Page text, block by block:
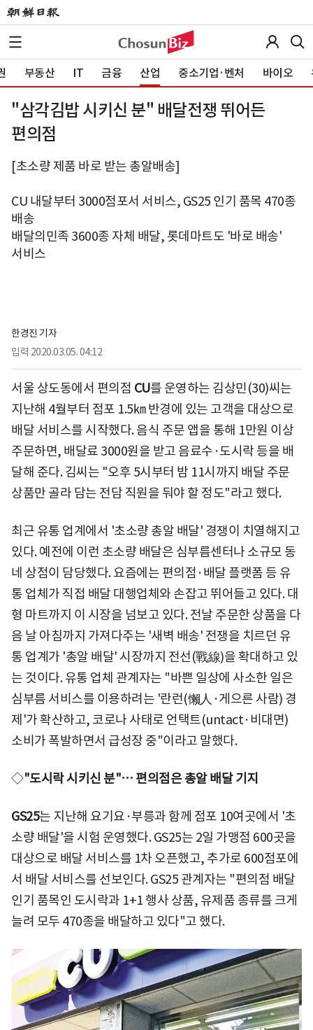
부동산 IT 금융 산업 중소기업·벤처 바이오
"삼각김밥 시키신 분" 배달전쟁 뛰어든
편의점
[초소량 제품 바로 받는 총알배송]
CU 내달부터 3000점포서 서비스, GS25 인기 품목 470종
배송
배달의민족 3600종 자체 배달, 롯데마트도 '바로 배송'
서비스
한경진 기자
입력 2020.03.05. 04:12
서울 상도동에서 편의점 CU를 운영하는 김상민(30)씨는
지난해 4월부터 점포 1.5㎞ 반경에 있는 고객을 대상으로
배달 서비스를 시작했다. 음식 주문 앱을 통해 1만원 이상
주문하면, 배달료 3000원을 받고 음료수·도시락 등을 배
달해 준다. 김씨는 "오후 5시부터 밤 11시까지 배달 주문
상품만 골라 담는 전담 직원을 둬야 할 정도"라고 했다.
최근 유통 업계에서 '초소량 총알 배달' 경쟁이 치열해지고
있다. 예전에 이런 초소량 배달은 심부름센터나 소규모 동
네 상점이 담당했다. 요즘에는 편의점·배달 플랫폼 등 유
통 업체가 직접 배달 대행업체와 손잡고 뛰어들고 있다. 대
형 마트까지 이 시장을 넘보고 있다. 전날 주문한 상품을 다
음 날 아침까지 가져다주는 '새벽 배송' 전쟁을 치르던 유
통 업계가 '총알 배달' 시장까지 전선(戰線)을 확대하고 있
는 것이다. 유통 업체 관계자는 "바쁜 일상에 사소한 일은
심부름 서비스를 이용하려는 '란런(懶人·게으른 사람) 경
제'가 확산하고, 코로나 사태로 언택트(untact·비대면)
소비가 폭발하면서 급성장 중"이라고 말했다.
◇"도시락 시키신 분"… 편의점은 총알 배달 기지
GS25는 지난해 요기요·부릉과 함께 점포 10여곳에서 '초
소량 배달'을 시험 운영했다. GS25는 2일 가맹점 600곳을
대상으로 배달 서비스를 1차 오픈했고, 추가로 600점포에
서 배달 서비스를 선보인다. GS25 관계자는 "편의점 배달
인기 품목인 도시락과 1+1 행사 상품, 유제품 종류를 크게
늘려 모두 470종을 배달하고 있다"고 했다.